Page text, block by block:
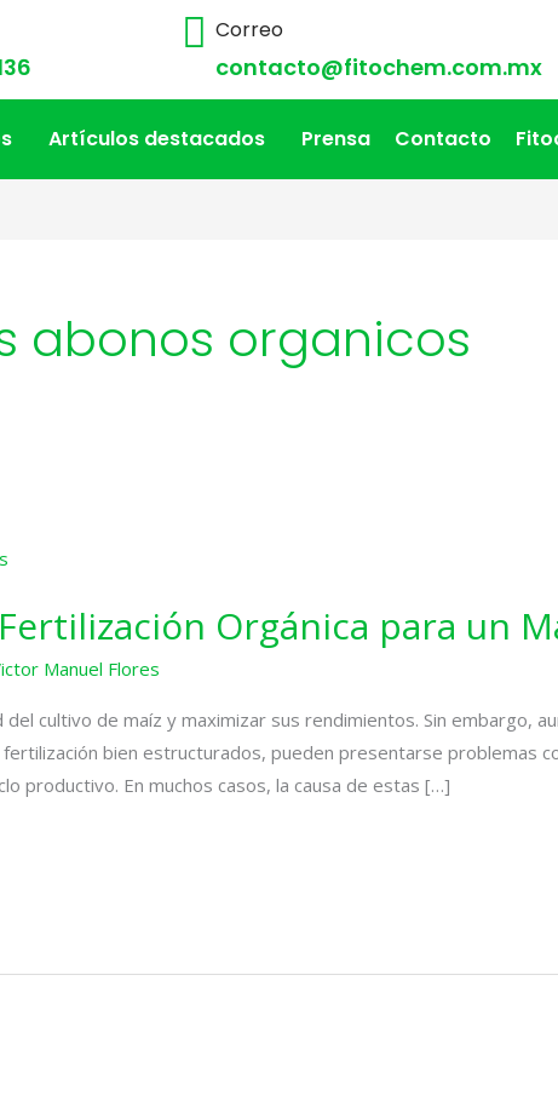
Correo
contacto@fitochem.com.mx
Artículos destacados Prensa Contacto
abonos organicos
Orgánica para un
Manuel Flores
cultivo de maíz y maximizar sus rendimientos. Sin embargo,
bien estructurados, pueden presentarse problemas
productivo. En muchos casos, la causa de estas […]